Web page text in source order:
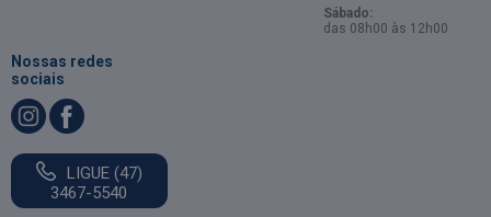
Sábado:
das 08h00 às 12h00
Nossas redes
sociais
LIGUE (47)
3467-5540